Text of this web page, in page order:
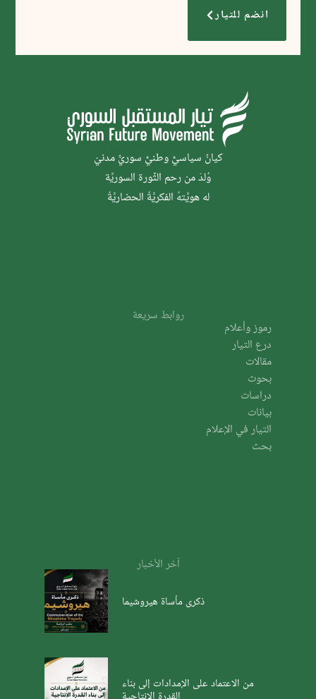
انضم للتيار
كيانٌ سياسيٌّ وطنيٌّ سوريٌّ مدنيّ
وُلدَ من رحم الثَّورة السوريَّة
له هويَّتهُ الفكريَّةُ الحضاريَّةُ
روابط سريعة
رموز وأعلام
درع التيار
مقالات
بحوث
دراسات
بيانات
التيار في الإعلام
بحث
آخر الأخبار
ذكرى مأساة هيروشيما
من الاعتماد على الإمدادات إلى بناء
القدرة الإنتاجية